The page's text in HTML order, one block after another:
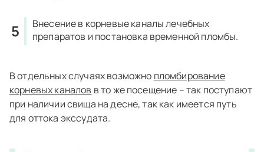
Внесение в корневые каналы лечебных
препаратов и постановка временной пломбы.
В отдельных случаях возможно пломбирование
корневых каналов в то же посещение – так поступают
при наличии свища на десне, так как имеется путь
для оттока экссудата.